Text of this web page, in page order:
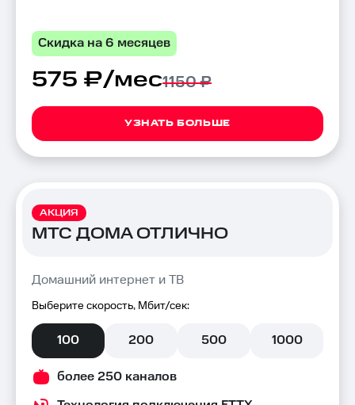
Скидка на 6 месяцев
575 ₽/мес1150 ₽
УЗНАТЬ БОЛЬШЕ
АКЦИЯ
МТС ДОМА ОТЛИЧНО
Домашний интернет и ТВ
Выберите скорость, Мбит/сек:
100 200 500 1000
более 250 каналов